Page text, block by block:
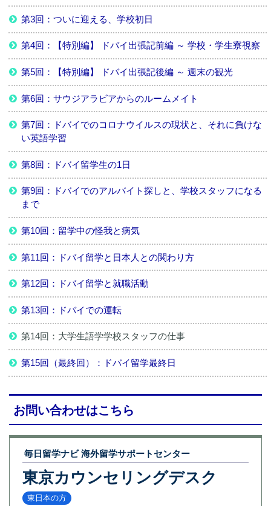
第3回：ついに迎える、学校初日
第4回：【特別編】 ドバイ出張記前編 ～ 学校・学生寮視察
第5回：【特別編】 ドバイ出張記後編 ～ 週末の観光
第6回：サウジアラビアからのルームメイト
第7回：ドバイでのコロナウイルスの現状と、それに負けな
い英語学習
第8回：ドバイ留学生の1日
第9回：ドバイでのアルバイト探しと、学校スタッフになる
まで
第10回：留学中の怪我と病気
第11回：ドバイ留学と日本人との関わり方
第12回：ドバイ留学と就職活動
第13回：ドバイでの運転
第14回：大学生語学学校スタッフの仕事
第15回（最終回）：ドバイ留学最終日
お問い合わせはこちら
毎日留学ナビ 海外留学サポートセンター
東京カウンセリングデスク
東日本の方